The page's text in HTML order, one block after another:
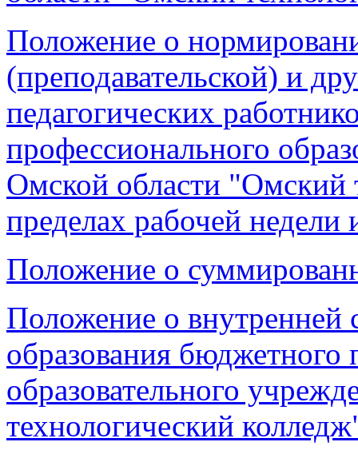
Положение о
(преподавательской) и
педагогических
профессионального
Омской области "Омский
пределах рабочей недели
Положение о
Положение о внутренней
образования бюджетного
образовательного
технологический